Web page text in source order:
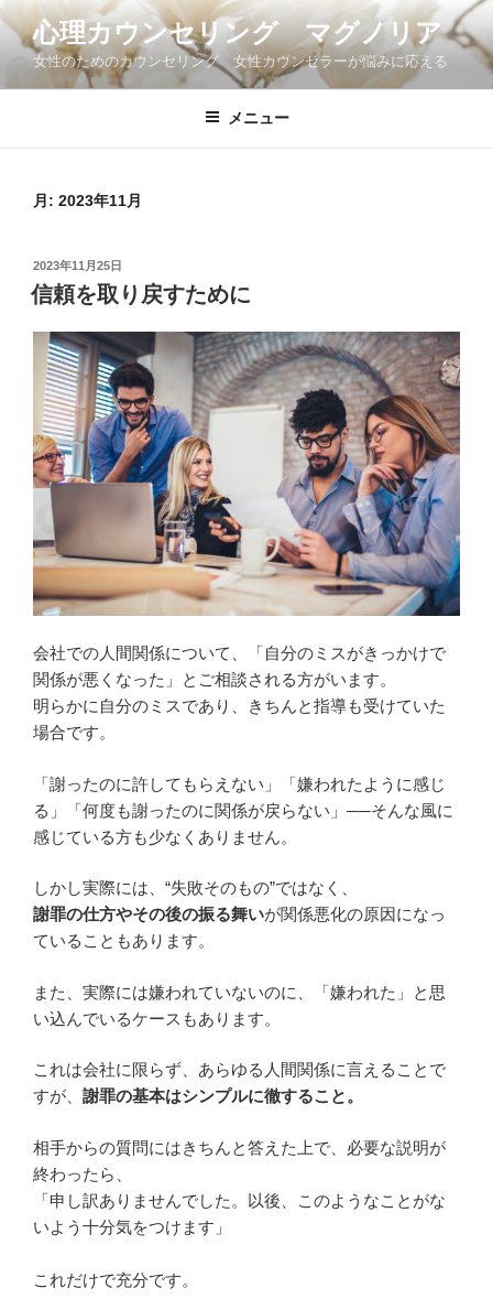
コ
ン
ン
心理カウンセリング マグノリア
女性のためのカウンセリング 女性カウンセラーが悩みに応える
メニュー
月: 2023年11月
投
稿
日:
2023年11月25日
信頼を取り戻すために
会社での人間関係について、「自分のミスがきっかけで
関係が悪くなった」とご相談される方がいます。
明らかに自分のミスであり、きちんと指導も受けていた
場合です。
「謝ったのに許してもらえない」「嫌われたように感じ
る」「何度も謝ったのに関係が戻らない」──そんな風に
感じている方も少なくありません。
しかし実際には、“失敗そのもの”ではなく、
謝罪の仕方やその後の振る舞いが関係悪化の原因になっ
ていることもあります。
また、実際には嫌われていないのに、「嫌われた」と思
い込んでいるケースもあります。
これは会社に限らず、あらゆる人間関係に言えることで
すが、 謝罪の基本はシンプルに徹すること。
相手からの質問にはきちんと答えた上で、必要な説明が
終わったら、
「申し訳ありませんでした。以後、このようなことがな
いよう十分気をつけます」
これだけで充分です。